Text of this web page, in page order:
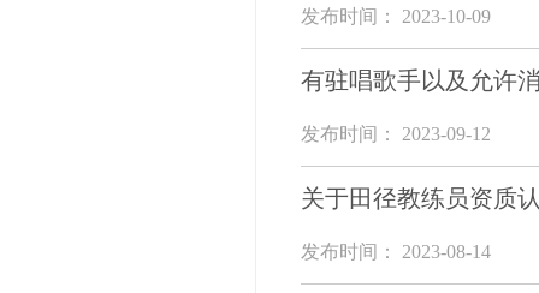
发布时间： 2023-10-09
有驻唱歌手以及允许
发布时间： 2023-09-12
关于田径教练员资质
发布时间： 2023-08-14